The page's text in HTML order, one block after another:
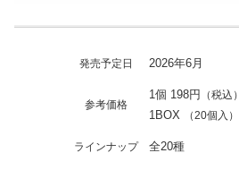
発売予定日 2026年6月
参考価格
1個 198円 （税込）
1BOX （20個入）
ラインナップ 全20種